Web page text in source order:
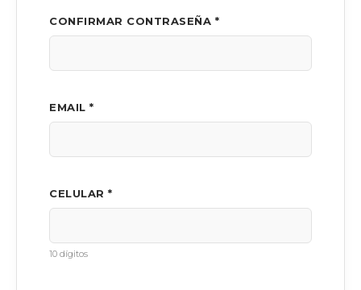
CONFIRMAR CONTRASEÑA *
EMAIL *
CELULAR *
10 dígitos